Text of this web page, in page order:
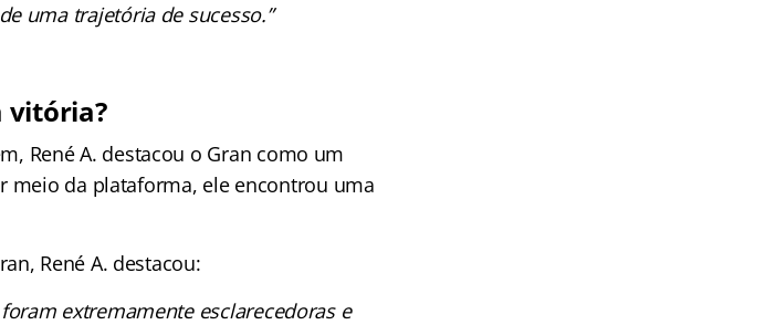
uma trajetória de sucesso.”
vitória?
René A. destacou o Gran como um
meio da plataforma, ele encontrou uma
René A. destacou:
extremamente esclarecedoras e